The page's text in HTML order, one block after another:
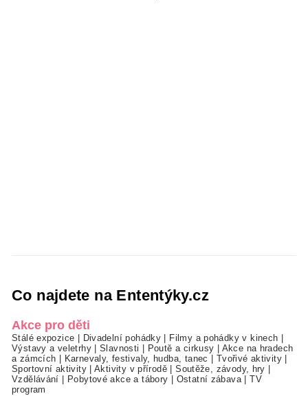
Co najdete na Ententýky.cz
Akce pro děti
Stálé expozice Divadelní pohádky Filmy a pohádky v kinech
Výstavy a veletrhy|Slavnosti Poutě a cirkusy
Akce na hradech
a zámcích
Karnevaly, festivaly, hudba, tanec Tvořivé aktivity
Sportovní aktivity|Aktivity v přírodě |Soutěže, závody, hry
Vzdělávání
Pobytové akce a tábory Ostatní zábava|TV
program